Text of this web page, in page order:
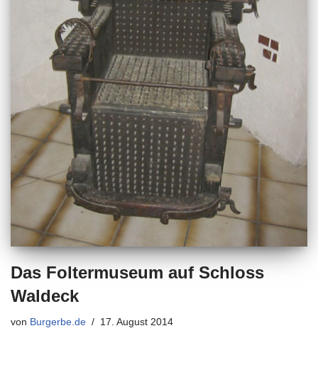
Das Foltermuseum auf Schloss
Waldeck
von Burgerbe.de 17. August 2014